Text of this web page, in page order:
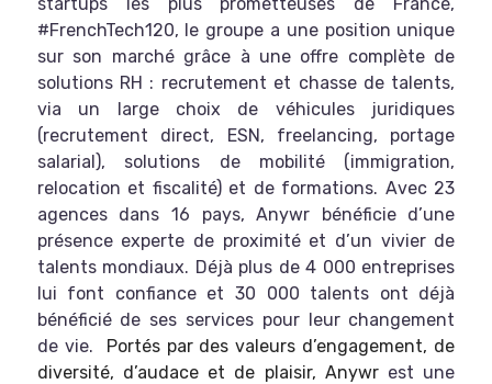
#FrenchTech120, le groupe a une position unique
sur son marché grâce à une offre complète de
solutions RH : recrutement et chasse de talents,
via un large choix de véhicules juridiques
(recrutement direct, ESN, freelancing, portage
salarial), solutions de mobilité (immigration,
relocation et fiscalité) et de formations. Avec 23
agences dans 16 pays, Anywr bénéficie d’une
présence experte de proximité et d’un vivier de
talents mondiaux. Déjà plus de 4 000 entreprises
lui font confiance et 30 000 talents ont déjà
bénéficié de ses services pour leur changement
de vie.
Portés par des valeurs d’engagement, de
diversité, d’audace et de plaisir, Anywrest une